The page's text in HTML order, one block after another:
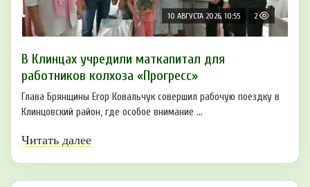
10 АВГУСТА 2026, 10:55 2
В Клинцах учредили маткапитал для
работников колхоза «Прогресс»
Глава Брянщины Егор Ковальчук совершил рабочую поездку в
Клинцовский район, где особое внимание ...
Читать далее